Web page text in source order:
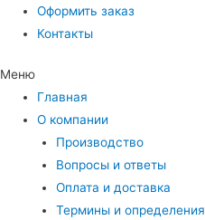
Оформить заказ
Контакты
Меню
Главная
О компании
Производство
Вопросы и ответы
Оплата и доставка
Термины и определения